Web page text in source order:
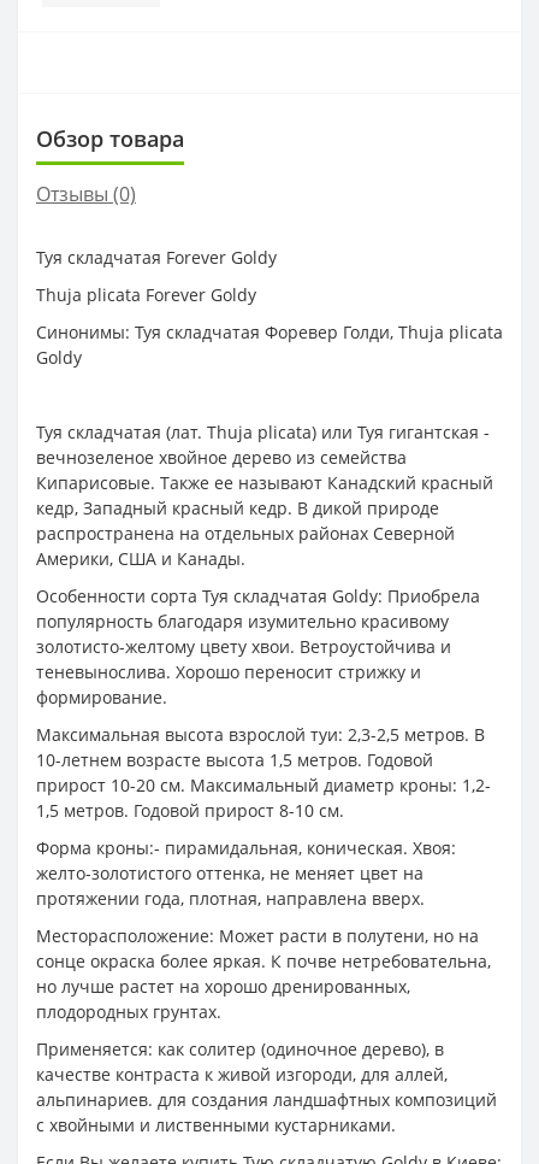
Обзор товара
Отзывы (0)
Туя складчатая Forever Goldy
Thuja plicata Forever Goldy
Синонимы: Туя складчатая Форевер Голди, Thuja plicata
Goldy
Туя складчатая (лат. Thuja plicata) или Туя гигантская -
вечнозеленое хвойное дерево из семейства
Кипарисовые. Также ее называют Канадский красный
кедр, Западный красный кедр. В дикой природе
распространена на отдельных районах Северной
Америки, США и Канады.
Особенности сорта Туя складчатая Goldy: Приобрела
популярность благодаря изумительно красивому
золотисто-желтому цвету хвои. Ветроустойчива и
теневынослива. Хорошо переносит стрижку и
формирование.
Максимальная высота взрослой туи: 2,3-2,5 метров. В
10-летнем возрасте высота 1,5 метров. Годовой
прирост 10-20 см. Максимальный диаметр кроны: 1,2-
1,5 метров. Годовой прирост 8-10 см.
Форма кроны:- пирамидальная, коническая. Хвоя:
желто-золотистого оттенка, не меняет цвет на
протяжении года, плотная, направлена вверх.
Месторасположение: Может расти в полутени, но на
сонце окраска более яркая. К почве нетребовательна,
но лучше растет на хорошо дренированных,
плодородных грунтах.
Применяется: как солитер (одиночное дерево), в
качестве контраста к живой изгороди, для аллей,
альпинариев. для создания ландшафтных композиций
с хвойными и лиственными кустарниками.